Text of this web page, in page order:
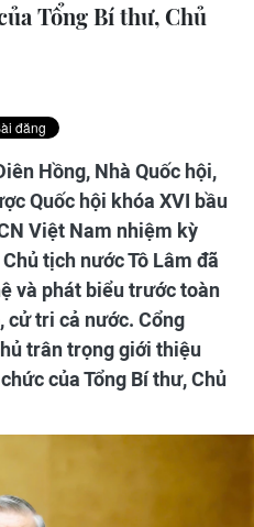
Tổng Bí thư, Chủ
Hồng, Nhà Quốc hội,
Quốc hội khóa XVI bầu
Việt Nam nhiệm kỳ
tịch nước Tô Lâm đã
và phát biểu trước toàn
cử tri cả nước. Cổng
trân trọng giới thiệu
của Tổng Bí thư, Chủ